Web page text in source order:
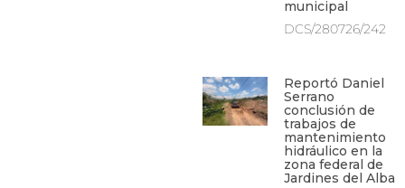
municipal
DCS/280726/242
Reportó Daniel
Serrano
conclusión de
trabajos de
mantenimiento
hidráulico en la
zona federal de
Jardines del Alba